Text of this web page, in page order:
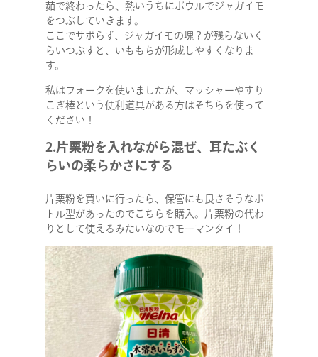
茹で終わったら、熱いうちにボウルでジャガイモ
をつぶしていきます。
ここでサボらず、ジャガイモの塊？が残らないく
らいつぶすと、いももちが形成しやすくなりま
す。
私はフォークを使いましたが、マッシャーやすり
こぎ棒という便利道具がある方はそちらを使って
ください！
2.片栗粉を入れながら混ぜ、耳たぶく
らいの柔らかさにする
片栗粉を買いに行ったら、保管にも良さそうなボ
トル型があったのでこちらを購入。片栗粉の代わ
りとして使えるみたいなのでモーマンタイ！